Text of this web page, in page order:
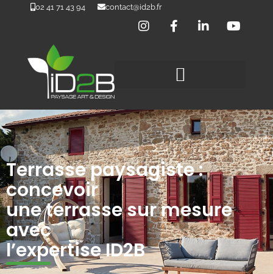
02 41 71 43 94 contact@id2b.fr
Terrasse paysagiste :
concevoir
une terrasse sur mesure
avec
l’expertise ID2B